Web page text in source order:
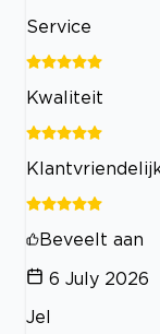
Service
Kwaliteit
Beveelt aan
6 July 2026
Jel